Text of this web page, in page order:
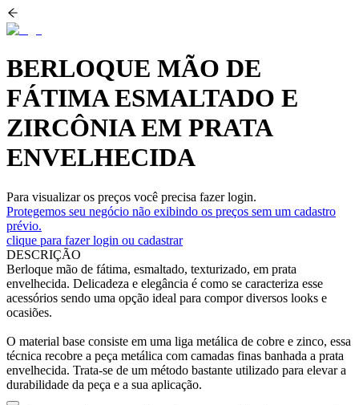
BERLOQUE MÃO DE
FÁTIMA ESMALTADO E
ZIRCÔNIA EM PRATA
ENVELHECIDA
Para visualizar os preços você precisa fazer login.
Protegemos seu negócio não exibindo os preços sem um cadastro
prévio.
clique para fazer login ou cadastrar
DESCRIÇÃO
Berloque mão de fátima, esmaltado, texturizado, em prata
envelhecida. Delicadeza e elegância é como se caracteriza esse
acessórios sendo uma opção ideal para compor diversos looks e
ocasiões.
O material base consiste em uma liga metálica de cobre e zinco, essa
técnica recobre a peça metálica com camadas finas banhada a prata
envelhecida. Trata-se de um método bastante utilizado para elevar a
durabilidade da peça e a sua aplicação.